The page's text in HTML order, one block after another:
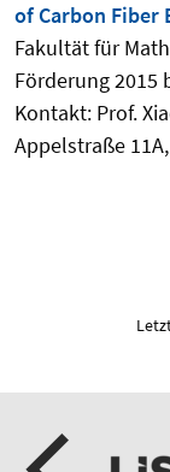
of Carbon Fiber
Fakultät für
Förderung 2015
Kontakt: Prof.
Appelstraße